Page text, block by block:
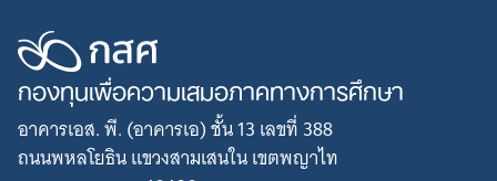
กองทุนเพื่อความเสมอภาคทางการศึกษา
อาคารเอส. พี. (อาคารเอ) ชั้น 13 เลขที่ 388
ถนนพหลโยธิน แขวงสามเสนใน เขตพญาไท